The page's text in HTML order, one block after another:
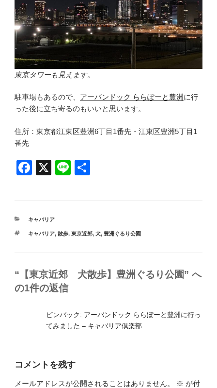
東京タワーも見えます。
駐車場もあるので、 アーバンドック ららぽーと豊洲 に行
った後に立ち寄るのもいいと思います。
住所：東京都江東区豊洲6丁目1番先・江東区豊洲5丁目1
番先
F
e
b
k
X
Li
カ
ゴ
キャバリア
タ
キャバリア, 散歩, 東京近郊, 犬, 豊洲ぐるり公園
“【東京近郊 犬散歩】豊洲ぐるり公園” へ
の1件の返信
ピンバック: アーバンドック ららぽーと豊洲に行っ
てみました – キャバリア倶楽部
コメントを残す
メールアドレスが公開されることはありません。 ※ が付